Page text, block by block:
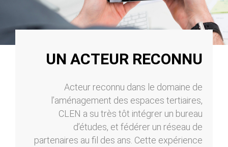
UN ACTEUR RECONNU
Acteur reconnu dans le domaine de
l’aménagement des espaces tertiaires,
CLEN a su très tôt intégrer un bureau
d’études, et fédérer un réseau de
partenaires au fil des ans. Cette expérience